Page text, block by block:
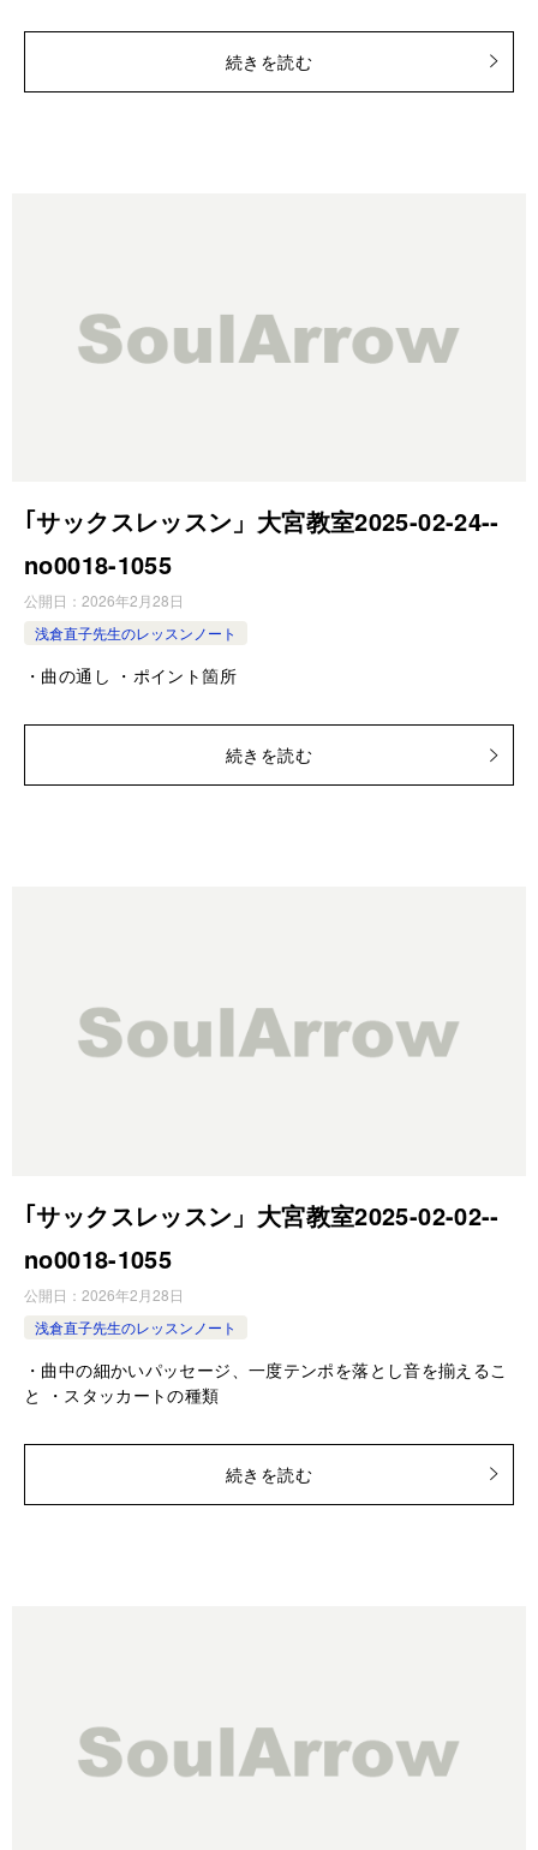
続きを読む
｢サックスレッスン」大宮教室2025-02-24-­
no0018-­1055
公開日： 2026年2月28日
浅倉直子先生のレッスンノート
・曲の通し ・ポイント箇所
続きを読む
｢サックスレッスン」大宮教室2025-02-02-­
no0018-­1055
公開日： 2026年2月28日
浅倉直子先生のレッスンノート
・曲中の細かいパッセージ、一度テンポを落とし音を揃えるこ
と ・スタッカートの種類
続きを読む